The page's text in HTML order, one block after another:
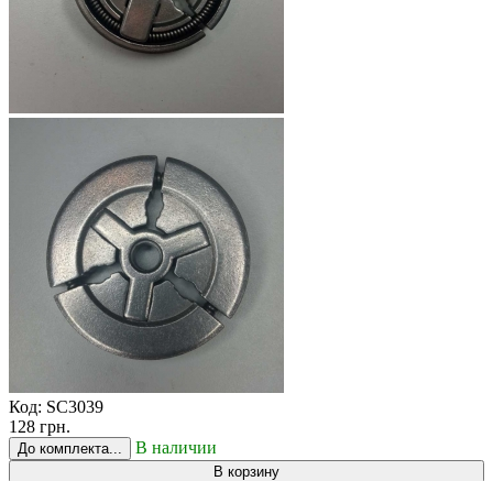
Код: SC3039
128 грн.
До комплекта... В наличии
В корзину